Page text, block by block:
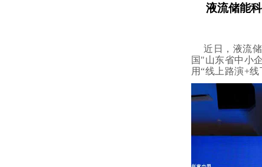
液流储能
近日，液流
国"山东省中小
用“线上路演+